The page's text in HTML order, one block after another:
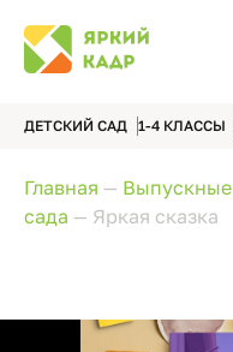
ДЕТСКИЙ САД 1-4 КЛАССЫ
Главная — Выпускные
сада — Яркая сказка